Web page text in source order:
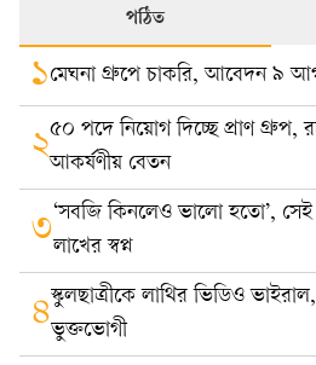
পঠিত
১মেঘনা গ্রুপে চাকরি, আবেদন ৯
২৫০ পদে নিয়োগ দিচ্ছে প্রাণ গ্রুপ,
আকর্ষণীয় বেতন
৩‘সবজি কিনলেও ভালো হতো’,
লাখের স্বপ্ন
৪স্কুলছাত্রীকে লাথির ভিডিও
ভুক্তভোগী